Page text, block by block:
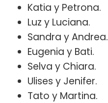
Katia y Petrona.
Luz y Luciana.
Sandra y Andrea.
Eugenia y Bati.
Selva y Chiara.
Ulises y Jenifer.
Tato y Martina.